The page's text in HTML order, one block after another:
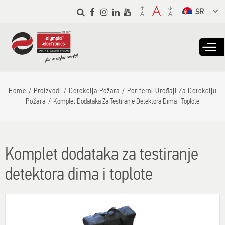
Skip to
main
from the
dropdown to
translate
Home Proizvodi Detekcija Požara
Periferni Uređaji Za Detekciju
Požara
Komplet Dodataka Za Testiranje Detektora Dima I Toplote
Komplet dodataka za testiranje
detektora dima i toplote